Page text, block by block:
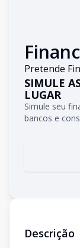
Pretende
SIMULE
LUGAR
Simule seu
bancos e
Descrição